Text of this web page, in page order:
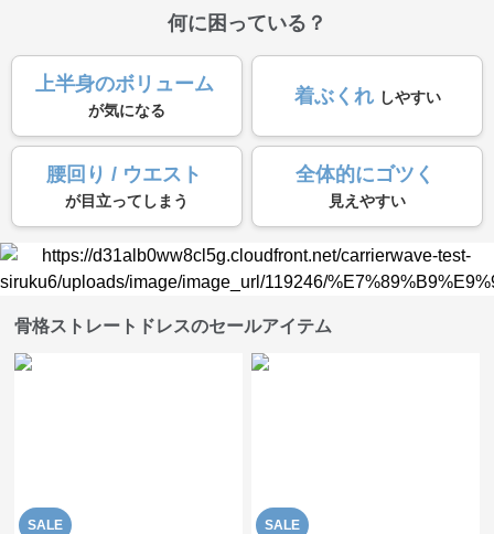
何に困っている？
上半身のボリューム
が気になる
着ぶくれ しやすい
腰回り / ウエスト
が目立ってしまう
全体的にゴツく
見えやすい
骨格ストレートドレスのセールアイテム
SALE SALE